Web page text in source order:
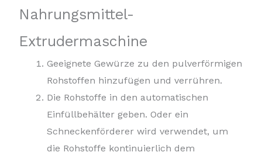
Nahrungsmittel-
Extrudermaschine
Geeignete Gewürze zu den pulverförmigen
Rohstoffen hinzufügen und verrühren.
Die Rohstoffe in den automatischen
Einfüllbehälter geben. Oder ein
Schneckenförderer wird verwendet, um
die Rohstoffe kontinuierlich dem